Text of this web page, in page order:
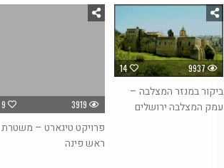
9 3919
פרויקט טיגארט – משטרת
ראש פינה
14 9937
ביקור במנזר המצלבה –
עמק המצלבה ירושלים